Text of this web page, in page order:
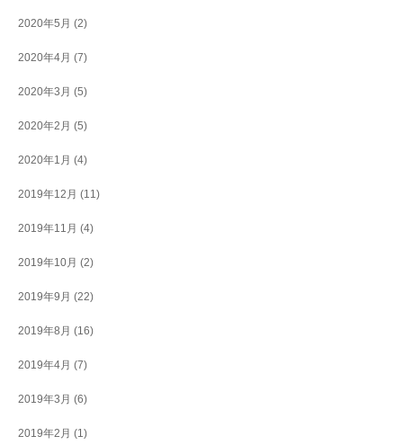
2020年5月 (2)
2020年4月 (7)
2020年3月 (5)
2020年2月 (5)
2020年1月 (4)
2019年12月 (11)
2019年11月 (4)
2019年10月 (2)
2019年9月 (22)
2019年8月 (16)
2019年4月 (7)
2019年3月 (6)
2019年2月 (1)